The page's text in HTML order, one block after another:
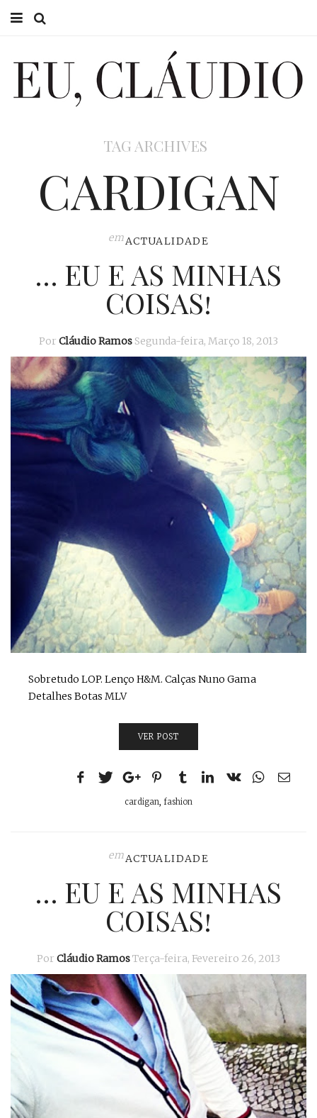
EU CLÁUDIO
EU, PAI
TAG ARCHIVES
CARDIGAN
emACTUALIDADE
… EU E AS MINHAS
COISAS!
Por Cláudio Ramos Segunda-feira, Março 18, 2013
Sobretudo LOP. Lenço H&M. Calças Nuno Gama
Detalhes Botas MLV
VER POST
cardigan, fashion
emACTUALIDADE
… EU E AS MINHAS
COISAS!
Por Cláudio RamosTerça-feira, Fevereiro 26, 2013